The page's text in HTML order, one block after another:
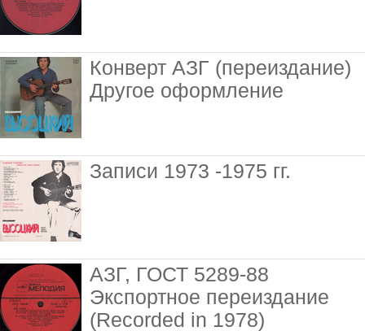
Конверт АЗГ (переиздание)
Другое оформление
Записи 1973 -1975 гг.
АЗГ, ГОСТ 5289-88
Экспортное переиздание
(Recorded in 1978)